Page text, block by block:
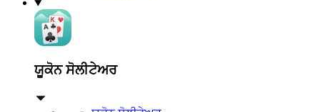
ਯੂਕੋਨ ਸੋਲੀਟੇਅਰ